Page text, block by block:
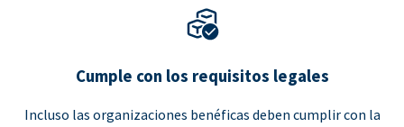
Cumple con los requisitos legales
Incluso las organizaciones benéficas deben cumplir con la